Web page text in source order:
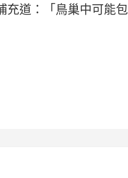
充道：「鳥巢中可能包